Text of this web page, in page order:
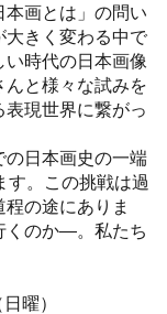
画とは」の問い
大きく変わる中で
い時代の日本画像
んと様々な試みを
現世界に繋がっ
の日本画史の一端
す。この挑戦は過
の途にありま
くのか―。私たち
曜）